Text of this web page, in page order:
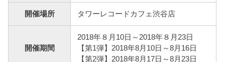
開催場所 タワーレコードカフェ渋谷店
開催期間
2018年８月10日～2018年８月23日
【第1弾】2018年8月10日～8月16日
【第2弾】2018年8月17日～8月23日